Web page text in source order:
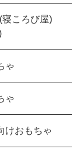
寝ころび屋)
ゃ
ゃ
けおもちゃ